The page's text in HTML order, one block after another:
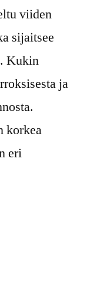
viiden
sijaitsee
Kukin
ja
korkea
eri